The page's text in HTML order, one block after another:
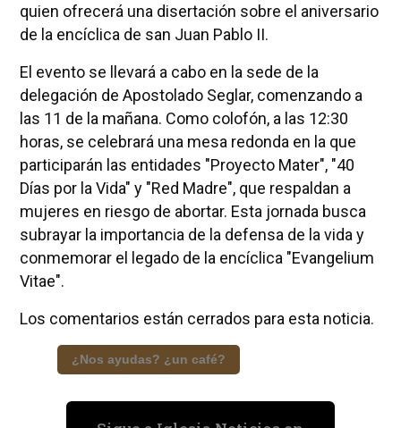
quien ofrecerá una disertación sobre el aniversario
de la encíclica de san Juan Pablo II.
El evento se llevará a cabo en la sede de la
delegación de Apostolado Seglar, comenzando a
las 11 de la mañana. Como colofón, a las 12:30
horas, se celebrará una mesa redonda en la que
participarán las entidades "Proyecto Mater", "40
Días por la Vida" y "Red Madre", que respaldan a
mujeres en riesgo de abortar. Esta jornada busca
subrayar la importancia de la defensa de la vida y
conmemorar el legado de la encíclica "Evangelium
Vitae".
Los comentarios están cerrados para esta noticia.
¿Nos ayudas? ¿un café?